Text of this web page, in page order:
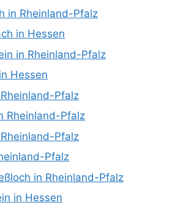
in Rheinland-Pfalz
in Hessen
in Rheinland-Pfalz
Hessen
Pfalz
Rheinland-Pfalz
Pfalz
Pfalz
in Rheinland-Pfalz
in Hessen